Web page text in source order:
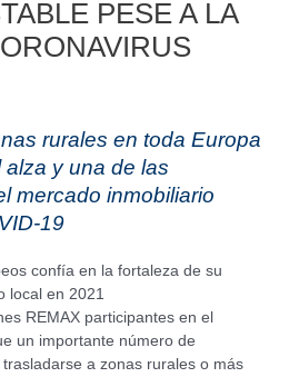
PESE A LA
rurales en toda Europa
y una de las
mercado inmobiliario
19
confía en la fortaleza de su
local en 2021
REMAX participantes en el
un importante número de
a zonas rurales o más